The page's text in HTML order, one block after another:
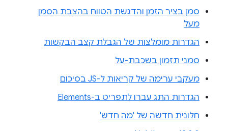
סמן בציר הזמן והדגשת הטווח בהצבת הסמן
מעל
הגדרות מומלצות של הגבלת קצב הבקשות
סמני תזמון בשכבת-על
מעקבי ערימה של קריאות ל-JS בסיכום
הגדרות התג עברו לתפריט ב-Elements
חלונית חדשה של 'מה חדש'